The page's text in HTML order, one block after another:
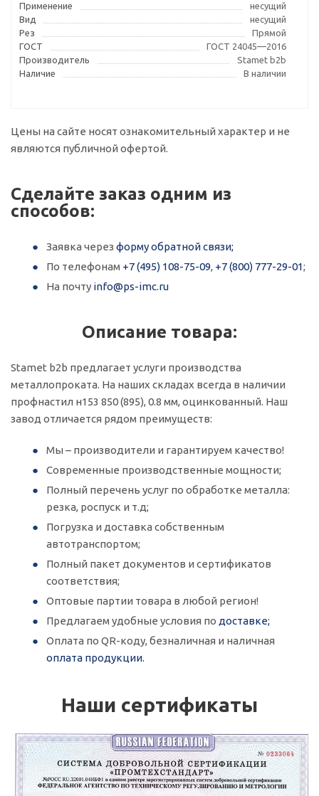
Применение
несущий
Вид
несущий
Рез
Прямой
ГОСТ
ГОСТ 24045—2016
Производитель
Stamet b2b
Наличие
В наличии
Цены на сайте носят ознакомительный характер и не
являются публичной офертой.
Сделайте заказ одним из
способов:
Заявка через форму обратной связи;
По телефонам +7 (495) 108-75-09, +7 (800) 777-29-01;
На почту info@ps-imc.ru
Описание товара:
Stamet b2b предлагает услуги производства
металлопроката. На наших складах всегда в наличии
профнастил н153 850 (895), 0.8 мм, оцинкованный. Наш
завод отличается рядом преимуществ:
Мы – производители и гарантируем качество!
Современные производственные мощности;
Полный перечень услуг по обработке металла:
резка, роспуск и т.д;
Погрузка и доставка собственным
автотранспортом;
Полный пакет документов и сертификатов
соответствия;
Оптовые партии товара в любой регион!
Предлагаем удобные условия по доставке;
Оплата по QR-коду, безналичная и наличная
оплата продукции.
Наши сертификаты